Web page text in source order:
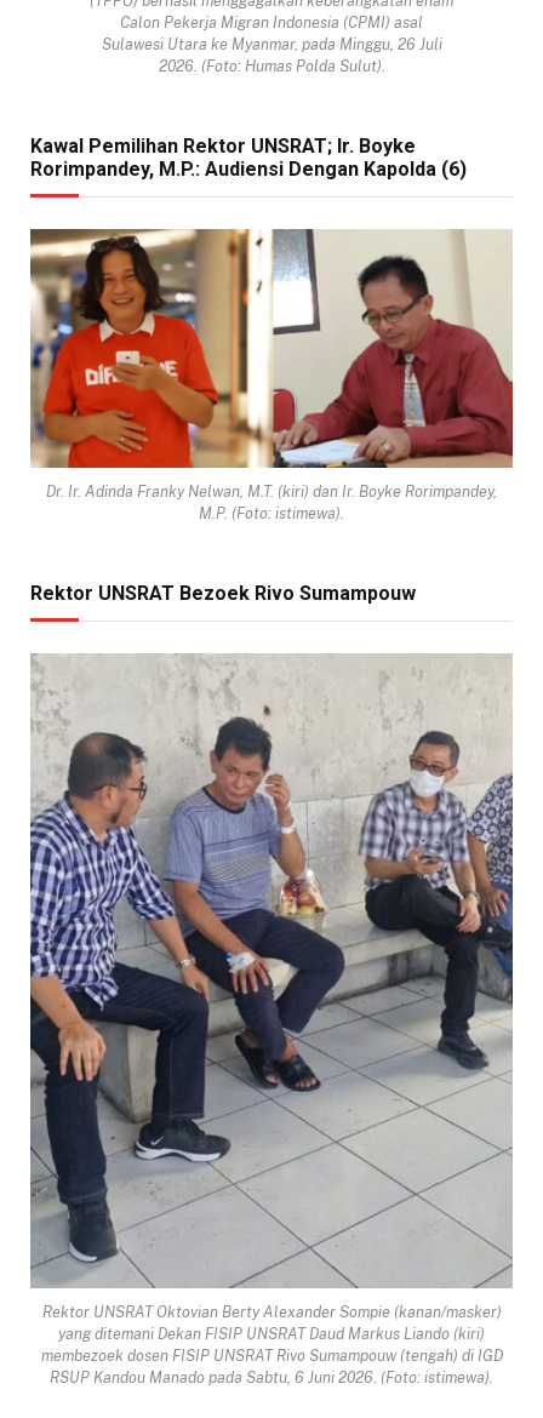
Calon Pekerja Migran Indonesia (CPMI) asal
Sulawesi Utara ke Myanmar, pada Minggu, 26 Juli
2026. (Foto: Humas Polda Sulut).
Kawal Pemilihan Rektor UNSRAT; Ir. Boyke
Rorimpandey, M.P.: Audiensi Dengan Kapolda (6)
Dr. Ir. Adinda Franky Nelwan, M.T. (kiri) dan Ir. Boyke Rorimpandey,
M.P. (Foto: istimewa).
Rektor UNSRAT Bezoek Rivo Sumampouw
Rektor UNSRAT Oktovian Berty Alexander Sompie (kanan/masker)
yang ditemani Dekan FISIP UNSRAT Daud Markus Liando (kiri)
membezoek dosen FISIP UNSRAT Rivo Sumampouw (tengah) di IGD
RSUP Kandou Manado pada Sabtu, 6 Juni 2026. (Foto: istimewa).